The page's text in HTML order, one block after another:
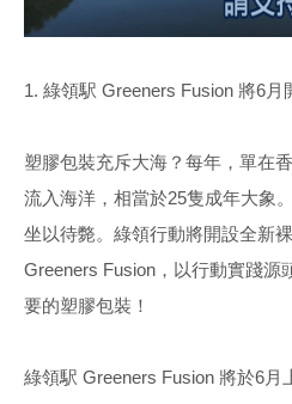
1. 綠領駅 Greeners Fusion 將6月
塑膠包裝充斥大海？每年，單在
流入海洋，相當於25隻成年大象
坐以待斃。綠領行動將開設全新
Greeners Fusion，以行動實踐源
要的塑膠包裝！
綠領駅 Greeners Fusion 將於6月